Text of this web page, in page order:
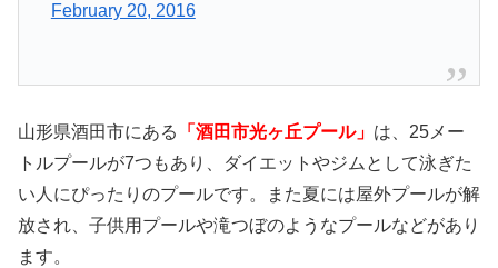
February 20, 2016
山形県酒田市にある 「酒田市光ヶ丘プール」 は、25メー
トルプールが7つもあり、ダイエットやジムとして泳ぎた
い人にぴったりのプールです。また夏には屋外プールが解
放され、子供用プールや滝つぼのようなプールなどがあり
ます。